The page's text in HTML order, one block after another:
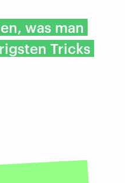
was man
Tricks